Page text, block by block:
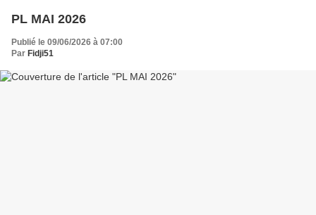
PL MAI 2026
Publié le 09/06/2026 à 07:00
Par Fidji51